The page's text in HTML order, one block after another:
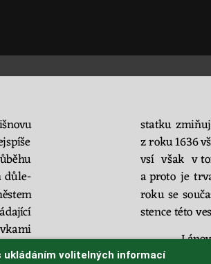
ukládáním volitelných informací
išnovu
důle-
ící
statku
z roku 1636
vsí však v t
a proto je t
roku se
stence této
v roce